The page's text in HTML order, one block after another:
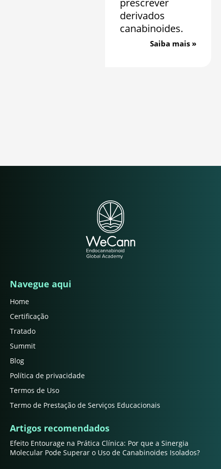
prescrever
derivados
canabinoides.
Saiba mais »
Navegue aqui
Home
Certificação
Tratado
Summit
Blog
Política de privacidade
Termos de Uso
Termo de Prestação de Serviços Educacionais
Artigos recomendados
Efeito Entourage na Prática Clínica: Por que a Sinergia
Molecular Pode Superar o Uso de Canabinoides Isolados?